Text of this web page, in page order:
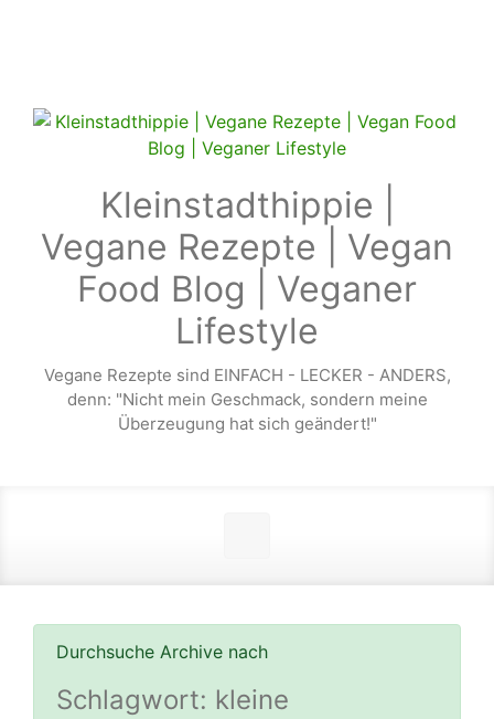
Kleinstadthippie |
Vegane Rezepte | Vegan
Food Blog | Veganer
Lifestyle
Vegane Rezepte sind EINFACH - LECKER - ANDERS,
denn: "Nicht mein Geschmack, sondern meine
Überzeugung hat sich geändert!"
Durchsuche Archive nach
Schlagwort: kleine